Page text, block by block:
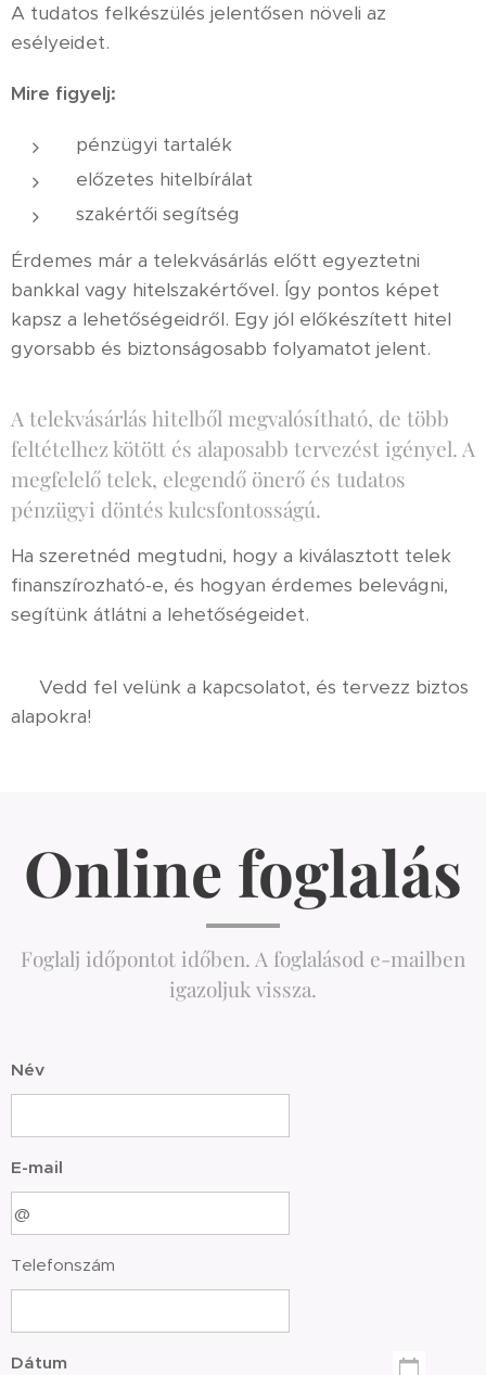
A tudatos felkészülés jelentősen növeli az
esélyeidet.
Mire figyelj:
pénzügyi tartalék
előzetes hitelbírálat
szakértői segítség
Érdemes már a telekvásárlás előtt egyeztetni
bankkal vagy hitelszakértővel. Így pontos képet
kapsz a lehetőségeidről. Egy jól előkészített hitel
gyorsabb és biztonságosabb folyamatot jelent.
A telekvásárlás hitelből megvalósítható, de több
feltételhez kötött és alaposabb tervezést igényel. A
megfelelő telek, elegendő önerő és tudatos
pénzügyi döntés kulcsfontosságú.
Ha szeretnéd megtudni, hogy a kiválasztott telek
finanszírozható-e, és hogyan érdemes belevágni,
segítünk átlátni a lehetőségeidet.
👉 Vedd fel velünk a kapcsolatot, és tervezz biztos
alapokra!
Online foglalás
Foglalj időpontot időben. A foglalásod e-mailben
igazoljuk vissza.
Név
E-mail
Telefonszám
Dátum